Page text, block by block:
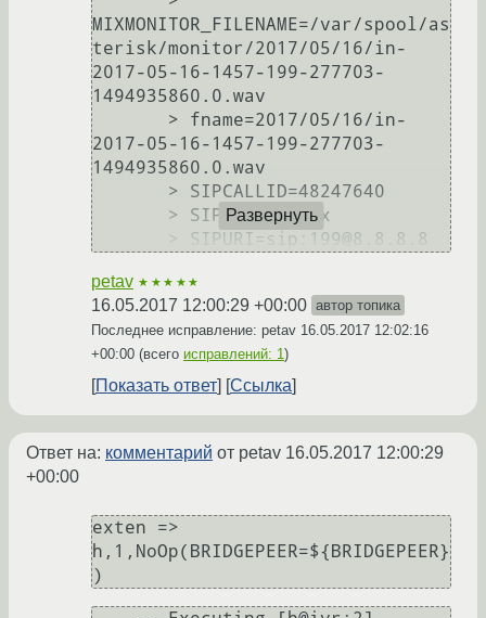
MIXMONITOR_FILENAME=/var/spool/as
terisk/monitor/2017/05/16/in-
2017-05-16-1457-199-277703-
1494935860.0.wav
2017-05-16-1457-199-277703-
1494935860.0.wav
Развернуть
petav ★★★★★
16.05.2017 12:00:29 +00:00 автор топика
Последнее исправление: petav 16.05.2017 12:02:16
+00:00 (всего исправлений: 1)
Показать ответ Ссылка
Ответ на: комментарий от petav 16.05.2017 12:00:29
+00:00
exten =>
h,1,NoOp(BRIDGEPEER=${BRIDGEPEER}
)